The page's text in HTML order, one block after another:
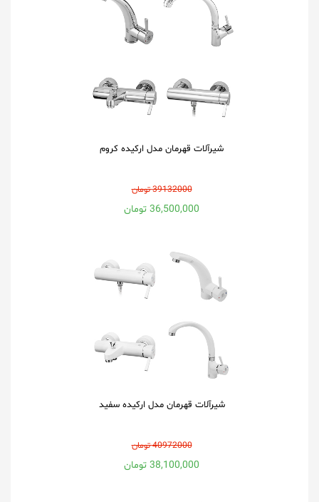
شیرآلات قهرمان مدل ارکیده کروم
39132000 تومان
36,500,000 تومان
شیرآلات قهرمان مدل ارکیده سفید
40972000 تومان
38,100,000 تومان